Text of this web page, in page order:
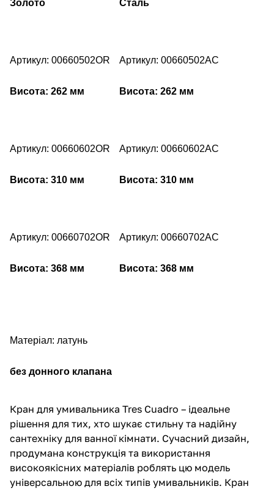
Золото
Артикул: 00660502OR
Висота: 262 мм
Артикул: 00660602OR
Висота: 310 мм
Артикул: 00660702OR
Висота: 368 мм
Сталь
Артикул: 00660502AC
Висота: 262 мм
Артикул: 00660602AC
Висота: 310 мм
Артикул: 00660702AC
Висота: 368 мм
Матеріал: латунь
без донного клапана
Кран для умивальника Tres Cuadro – ідеальне
рішення для тих, хто шукає стильну та надійну
сантехніку для ванної кімнати. Сучасний дизайн,
продумана конструкція та використання
високоякісних матеріалів роблять цю модель
універсальною для всіх типів умивальників. Кран